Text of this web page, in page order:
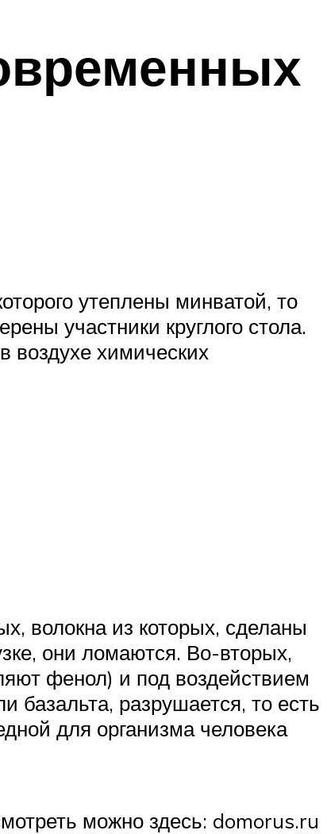
утеплены минватой, то
участники круглого стола.
воздухе химических
волокна из которых, сделаны
они ломаются. Во-вторых,
фенол) и под воздействием
базальта, разрушается, то есть
для организма человека
можно здесь: domorus.ru